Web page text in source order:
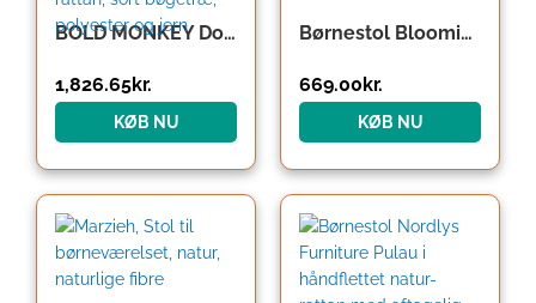
BOLD MONKEY Don’t Stop The Webbing spisebordsstol – natur rattan, sort bøgetræ, polyester og jern
1,826.65kr.
KØB NU
Børnestol Bloomingville Hortense i naturligt rattan – H56 x B31 x L31 cm
669.00kr.
KØB NU